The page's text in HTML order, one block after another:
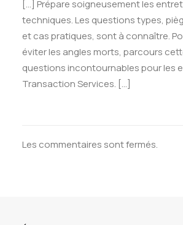
[…] Prépare soigneusement les
techniques. Les questions types,
et cas pratiques, sont à connaître.
éviter les angles morts, parcours
questions incontournables pour les
Transaction Services. […]
Les commentaires sont fermés.